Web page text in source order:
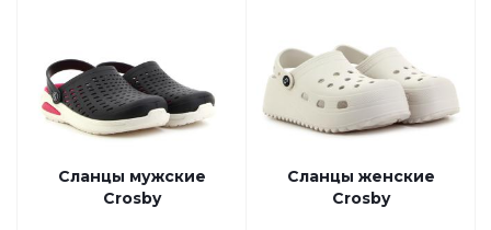
Сланцы мужские
Crosby
Сланцы женские
Crosby